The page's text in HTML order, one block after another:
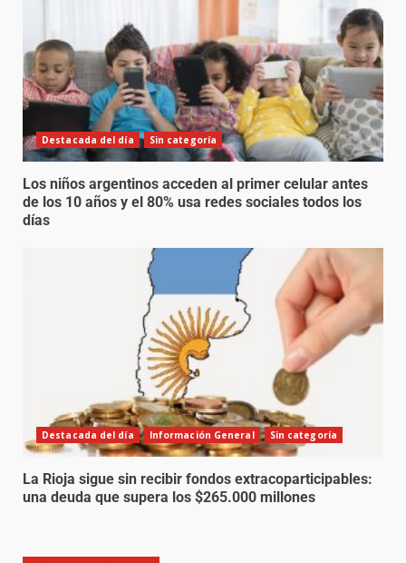
Destacada del día Sin categoría
Los niños argentinos acceden al primer celular antes
de los 10 años y el 80% usa redes sociales todos los
días
Destacada del día Información General Sin categoría
La Rioja sigue sin recibir fondos extracoparticipables:
una deuda que supera los $265.000 millones